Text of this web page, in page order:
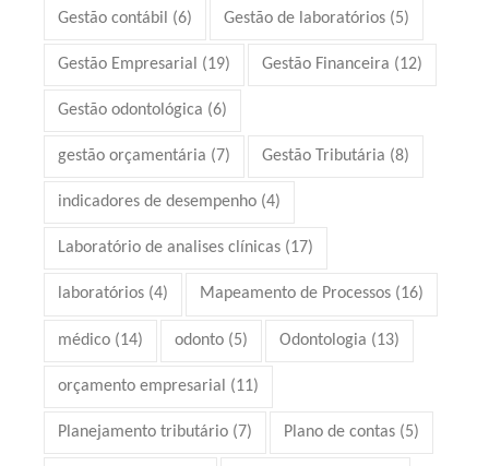
Gestão contábil (6) Gestão de laboratórios (5)
Gestão Empresarial (19) Gestão Financeira (12)
Gestão odontológica (6)
gestão orçamentária (7) Gestão Tributária (8)
indicadores de desempenho (4)
Laboratório de analises clínicas (17)
laboratórios (4) Mapeamento de Processos (16)
médico (14) odonto (5) Odontologia (13)
orçamento empresarial (11)
Planejamento tributário (7) Plano de contas (5)